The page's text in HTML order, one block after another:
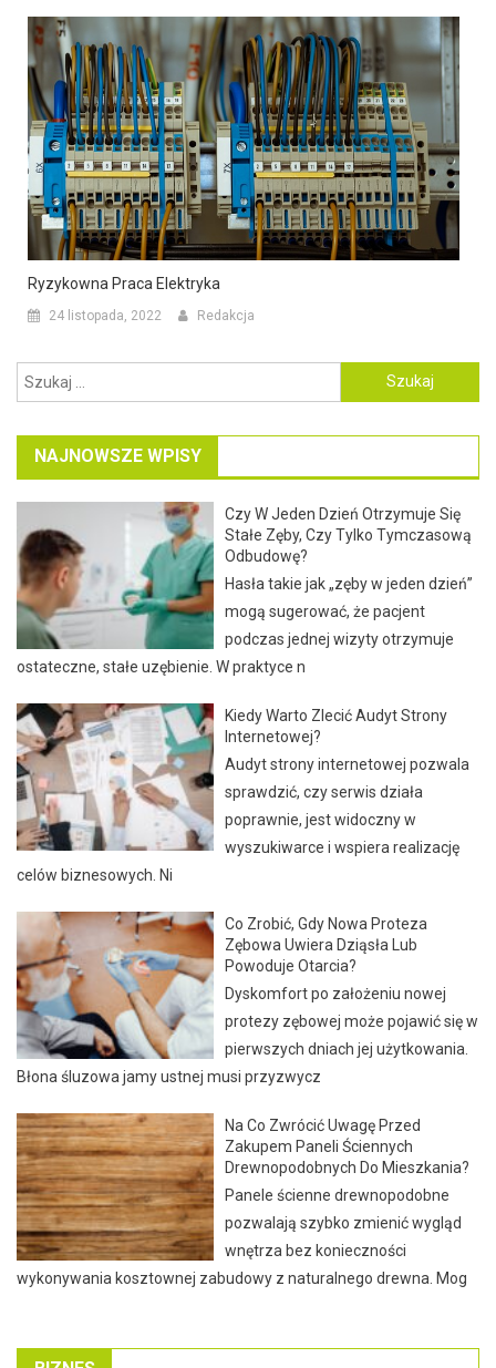
Ryzykowna Praca Elektryka
24 listopada, 2022 Redakcja
Szukaj:
NAJNOWSZE WPISY
Czy W Jeden Dzień Otrzymuje Się
Stałe Zęby, Czy Tylko Tymczasową
Odbudowę?
Hasła takie jak „zęby w jeden dzień”
mogą sugerować, że pacjent
podczas jednej wizyty otrzymuje
ostateczne, stałe uzębienie. W praktyce n
Kiedy Warto Zlecić Audyt Strony
Internetowej?
Audyt strony internetowej pozwala
sprawdzić, czy serwis działa
poprawnie, jest widoczny w
wyszukiwarce i wspiera realizację
celów biznesowych. Ni
Co Zrobić, Gdy Nowa Proteza
Zębowa Uwiera Dziąsła Lub
Powoduje Otarcia?
Dyskomfort po założeniu nowej
protezy zębowej może pojawić się w
pierwszych dniach jej użytkowania.
Błona śluzowa jamy ustnej musi przyzwycz
Na Co Zwrócić Uwagę Przed
Zakupem Paneli Ściennych
Drewnopodobnych Do Mieszkania?
Panele ścienne drewnopodobne
pozwalają szybko zmienić wygląd
wnętrza bez konieczności
wykonywania kosztownej zabudowy z naturalnego drewna. Mog